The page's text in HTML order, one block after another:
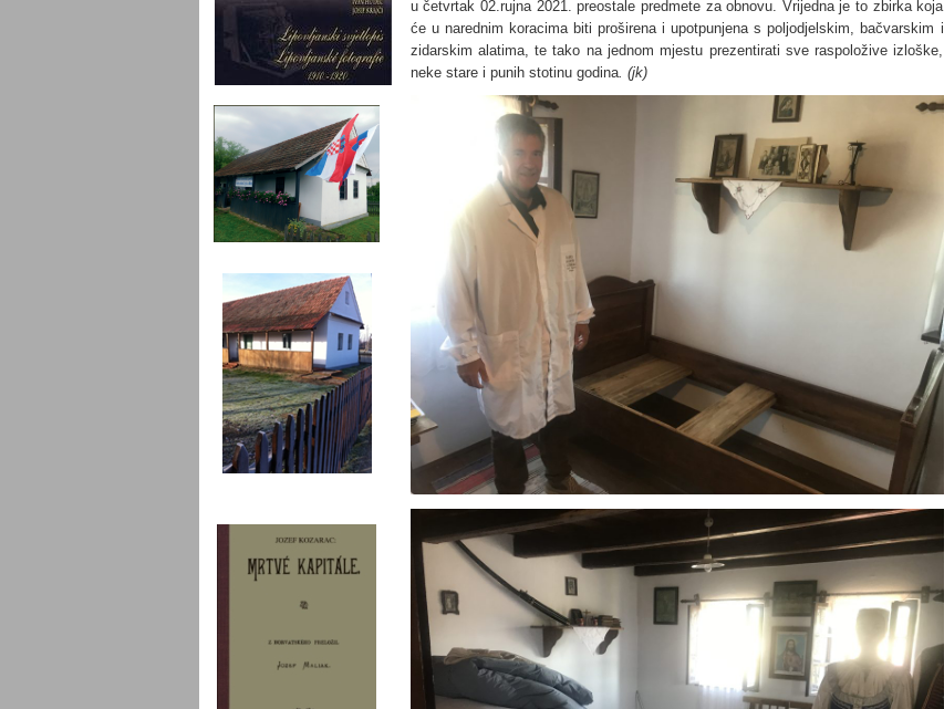
u četvrtak 02.rujna 2021. preostale predmete za obnovu. Vrijedna je to zbirka koja
će u narednim koracima biti proširena i upotpunjena s poljodjelskim, bačvarskim i
zidarskim alatima, te tako na jednom mjestu prezentirati sve raspoložive izloške,
neke stare i punih stotinu godina. (jk)